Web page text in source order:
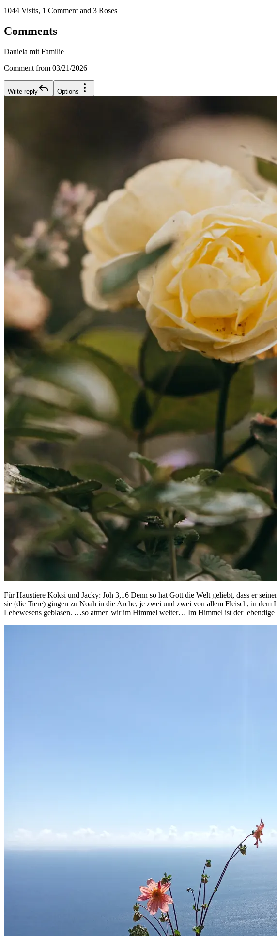
1044 Visits, 1 Comment and 3 Roses
Comments
Daniela mit Familie
Comment from 03/21/2026
Write reply Options
Für Haustiere Koksi und Jacky: Joh 3,16 Denn so hat Gott die Welt geliebt, dass er
sie (die Tiere) gingen zu Noah in die Arche, je zwei und zwei von allem Fleisch, in
Lebewesens geblasen. …so atmen wir im Himmel weiter… Im Himmel ist der lebendige